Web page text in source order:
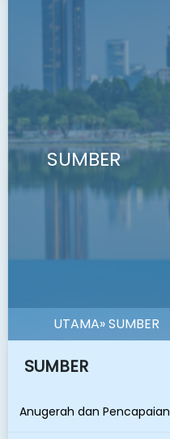
SUMBER
UTAMA» SUMBER
SUMBER
Anugerah dan Pencapaian